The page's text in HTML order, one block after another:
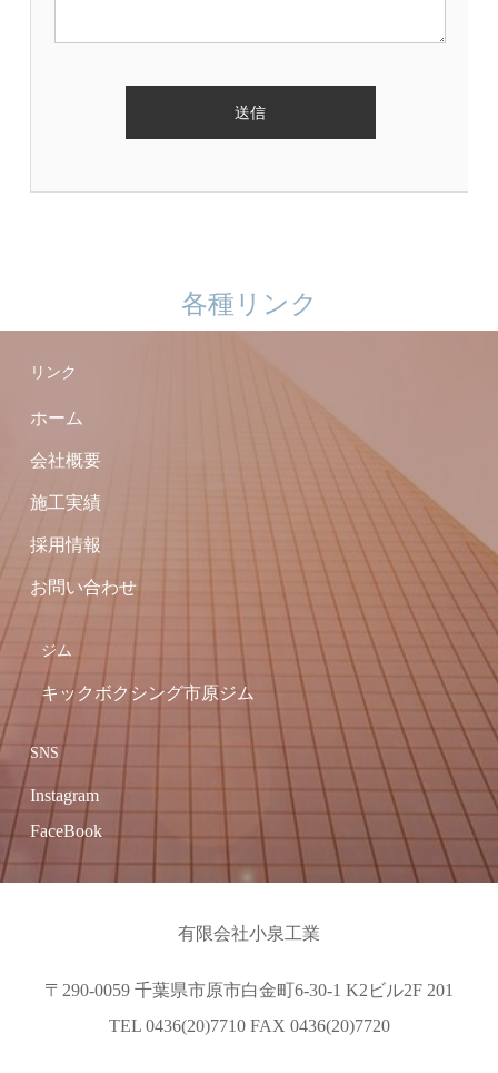
各種リンク
リンク
ホーム
会社概要
施工実績
採用情報
お問い合わせ
ジム
キックボクシング市原ジム
SNS
Instagram
FaceBook
有限会社小泉工業
〒290-0059 千葉県市原市白金町6-30-1 K2ビル2F 201
TEL 0436(20)7710 FAX 0436(20)7720